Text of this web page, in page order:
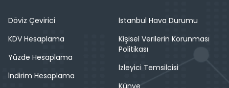
Döviz Çevirici
KDV Hesaplama
Yüzde Hesaplama
İndirim Hesaplama
İstanbul Hava Durumu
Kişisel Verilerin Korunması
Politikası
İzleyici Temsilcisi